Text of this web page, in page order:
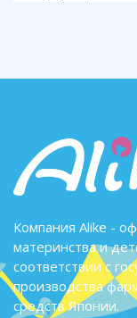
Компания Alike -
материнства и
соответствии с
производства
средств Японии.